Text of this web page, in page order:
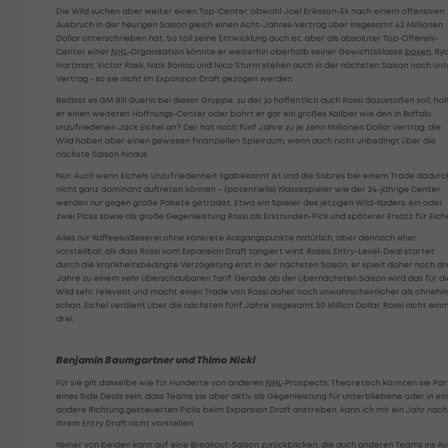
Die Wild suchen aber weiter einen Top-Center, obwohl Joel Eriksson-Ek nach einem offensiven
Ausbruch in der heurigen Saison gleich einen Acht-Jahres-Vertrag über insgesamt 42 Millionen
Dollar unterschrieben hat. So toll seine Entwicklung auch ist, aber als absoluter Top-Offensiv-
Center einer NHL-Organisation könnte er weiterhin oberhalb seiner Gewichtsklasse boxen.
Hartman, Victor Rask, Nick Bonino und Nico Sturm stehen auch in der nächsten Saison noch
Vertrag - so sie nicht im Expansion Draft gezogen werden.
Belässt es GM Bill Guerin bei dieser Gruppe, zu der ja hoffentlich auch Rossi dazustoßen soll,
er einen weiteren Hoffnungs-Center oder bohrt er gar ein großes Kaliber wie den in Buffalo
unzufriedenen Jack Eichel an? Der hat noch fünf Jahre zu je zehn Millionen Dollar Vertrag, die
Wild haben aber einen gewissen finanziellen Spielraum, wenn auch nicht unbedingt über die
nächste Saison hinaus.
Nur: Auch wenn Eichels Unzufriedenheit ligabekannt ist und die Sabres bei einem Trade
nicht ganz dominant auftreten können – (potentielle) Klassespieler wie der 24-jährige Center
werden nur gegen große Pakete getradet. Etwa ein Spieler des jetzigen Wild-Kaders, ein oder
zwei Picks sowie als große Gegenleistung Rossi als Erstrunden-Pick und späterer Ersatz für
Alles nur Kaffeesudleserei ohne konkrete Ausgangspunkte natürlich, aber dennoch eher
vorstellbar, als dass Rossi vom Expansion Draft tangiert wird. Rossis Entry-Level-Deal startet
durch die krankheitsbedingte Verzögerung erst in der nächsten Saison, er spielt daher noch
Jahre zu einem sehr überschaubaren Tarif. Gerade ab der übernächsten Saison wird das für
Wild sehr relevent und macht einen Trade von Rossi daher noch unwahrscheinlicher als ohnehin
schon. Eichel verdient über die nächsten fünf Jahre insgesamt 50 Million Dollar, Rossi nicht
drei.
Benjamin Baumgartner und Thimo Nickl
Für sie gilt dasselbe wie für Hunderte von anderen NHL-Prospects: Theoretisch könnten sie
eines Side Deals sein, dass Teams sie aber aktiv als Gegenleistung für unterbliebene oder in
andere Richtung gesteuerten Picks beim Expansion Draft anstreben, kann ich mir ein Jahr nach
ihrem Entry Draft nicht vorstellen.
Keiner von beiden kann auf eine Breakout-Saison zurückblicken, die auch anderen Teams ins